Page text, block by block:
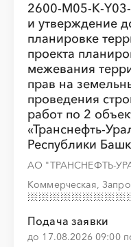
2600-M05-К-
и утверждение
планировке
проекта
межевания
прав на
проведения
работ по 2
«Транснефть-
Республики
АО "ТРАНСНЕФТЬ-
Коммерческая,
Подача заявки
до 17.08.2026 09:00